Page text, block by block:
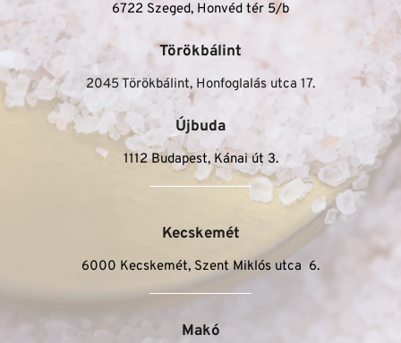
Kecskemét
6000 Kecskemét, Szent Miklós utca  6.
Makó
6722 Szeged, Honvéd tér 5/b
Törökbálint
2045 Törökbálint, Honfoglalás utca 17.
Újbuda
1112 Budapest, Kánai út 3.